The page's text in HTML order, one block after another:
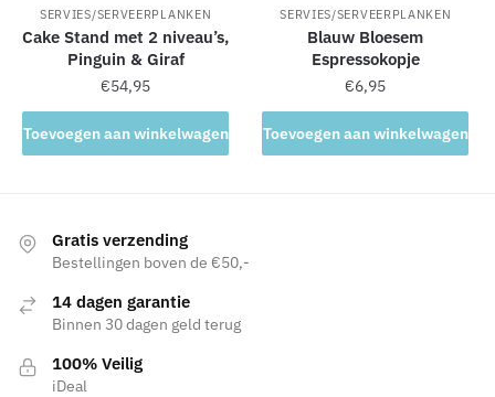
SERVIES/SERVEERPLANKEN
Cake Stand met 2 niveau’s,
Pinguin & Giraf
€54,95
Toevoegen aan winkelwagen
SERVIES/SERVEERPLANKEN
Blauw Bloesem
Espressokopje
€6,95
Toevoegen aan winkelwagen
Gratis verzending
Bestellingen boven de €50,-
14 dagen garantie
Binnen 30 dagen geld terug
100% Veilig
iDeal